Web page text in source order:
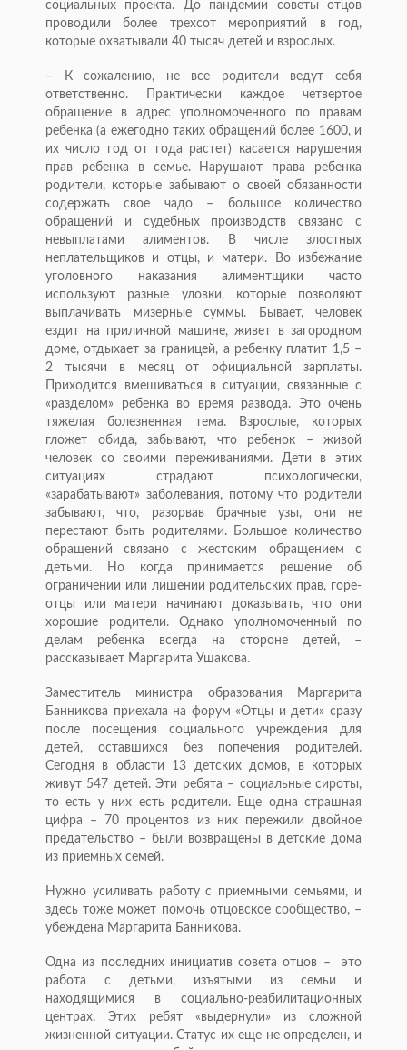
социальных проекта. До пандемии советы отцов
проводили более трехсот мероприятий в год,
которые охватывали 40 тысяч детей и взрослых.
– К сожалению, не все родители ведут себя
ответственно. Практически каждое четвертое
обращение в адрес уполномоченного по правам
ребенка (а ежегодно таких обращений более 1600, и
их число год от года растет) касается нарушения
прав ребенка в семье. Нарушают права ребенка
родители, которые забывают о своей обязанности
содержать свое чадо – большое количество
обращений и судебных производств связано с
невыплатами алиментов. В числе злостных
неплательщиков и отцы, и матери. Во избежание
уголовного наказания алиментщики часто
используют разные уловки, которые позволяют
выплачивать мизерные суммы. Бывает, человек
ездит на приличной машине, живет в загородном
доме, отдыхает за границей, а ребенку платит 1,5 –
2 тысячи в месяц от официальной зарплаты.
Приходится вмешиваться в ситуации, связанные с
«разделом» ребенка во время развода. Это очень
тяжелая болезненная тема. Взрослые, которых
гложет обида, забывают, что ребенок – живой
человек со своими переживаниями. Дети в этих
ситуациях страдают психологически,
«зарабатывают» заболевания, потому что родители
забывают, что, разорвав брачные узы, они не
перестают быть родителями. Большое количество
обращений связано с жестоким обращением с
детьми. Но когда принимается решение об
ограничении или лишении родительских прав, горе-
отцы или матери начинают доказывать, что они
хорошие родители. Однако уполномоченный по
делам ребенка всегда на стороне детей, –
рассказывает Маргарита Ушакова.
Заместитель министра образования Маргарита
Банникова приехала на форум «Отцы и дети» сразу
после посещения социального учреждения для
детей, оставшихся без попечения родителей.
Сегодня в области 13 детских домов, в которых
живут 547 детей. Эти ребята – социальные сироты,
то есть у них есть родители. Еще одна страшная
цифра – 70 процентов из них пережили двойное
предательство – были возвращены в детские дома
из приемных семей.
Нужно усиливать работу с приемными семьями, и
здесь тоже может помочь отцовское сообщество, –
убеждена Маргарита Банникова.
Одна из последних инициатив совета отцов – это
работа с детьми, изъятыми из семьи и
находящимися в социально-реабилитационных
центрах. Этих ребят «выдернули» из сложной
жизненной ситуации. Статус их еще не определен, и